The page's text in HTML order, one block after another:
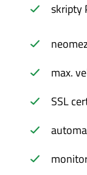
skripty
max.
SSL